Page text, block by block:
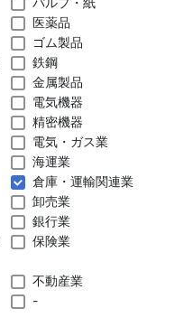
確認した有報締日
医薬品
ゴム製品
鉄鋼
金属製品
電気機器
精密機器
電気・ガス業
海運業
倉庫・運輸関連業
卸売業
銀行業
保険業
不動産業
-